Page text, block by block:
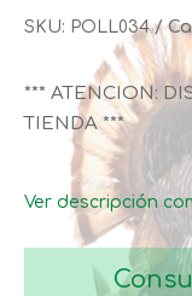
SKU: POLL034
*** ATENCION:
TIENDA ***
Ver descripción